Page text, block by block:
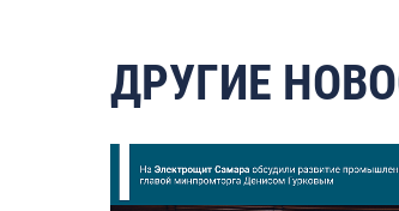
ДРУГИЕ